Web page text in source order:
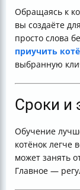
Обращаясь к
вы создаёте
просто слова
приучить
выбранную
Сроки и
Обучение
котёнок легче
может занять
Главное —